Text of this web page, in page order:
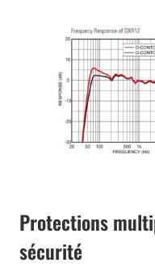
Protections
sécurité